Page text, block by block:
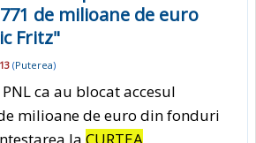
771 de milioane de euro
Fritz"
(Puterea)
PNL ca au blocat accesul
milioane de euro din fonduri
la CURTEA